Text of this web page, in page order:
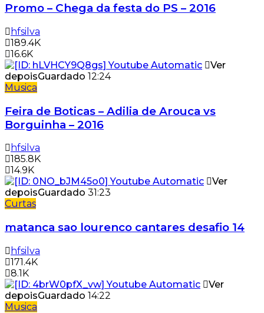
Promo – Chega da festa do PS – 2016
hfsilva
189.4K
16.6K
Ver
depoisGuardado 12:24
Musica
Feira de Boticas – Adilia de Arouca vs
Borguinha – 2016
hfsilva
185.8K
14.9K
Ver
depoisGuardado 31:23
Curtas
matanca sao lourenco cantares desafio 14
hfsilva
171.4K
8.1K
Ver
depoisGuardado 14:22
Musica